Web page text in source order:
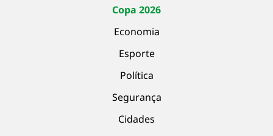
Copa 2026
Economia
Esporte
Política
Segurança
Cidades